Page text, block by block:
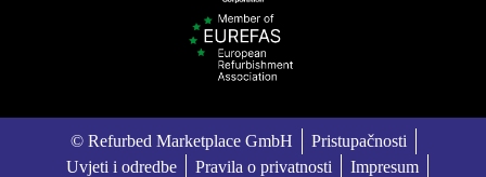
© Refurbed Marketplace GmbH
Pristupačnosti
Uvjeti i odredbe
Pravila o privatnosti Impresum